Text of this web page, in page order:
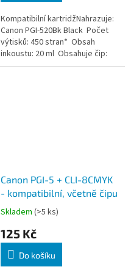
Kompatibilní kartridžNahrazuje:
Canon PGI-520Bk Black Počet
výtisků: 450 stran* Obsah
inkoustu: 20 ml Obsahuje čip:
ANO
Canon PGI-5 + CLI-8CMYK
- kompatibilní, včetně čipu
Skladem (>5 ks)
125 Kč
Do košíku